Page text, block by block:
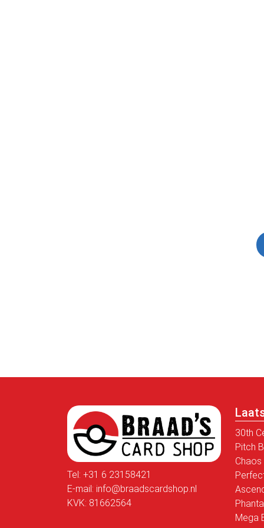
Tel: +31 6 23158421
E-mail: info@braadscardshop.nl
KVK: 81662564
30th
Pitch
Chaos
Mega